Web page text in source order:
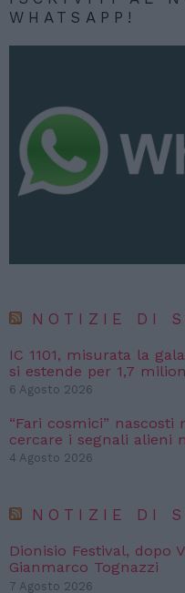
WHATSAPP!
NOTIZIE DI
IC 1101, misurata la
si estende per 1,7
6 Agosto 2026
“Fari cosmici”
cercare i segnali alieni
4 Agosto 2026
NOTIZIE DI
Dionisio Festival, dopo
Gianmarco Tognazzi
7 Agosto 2026